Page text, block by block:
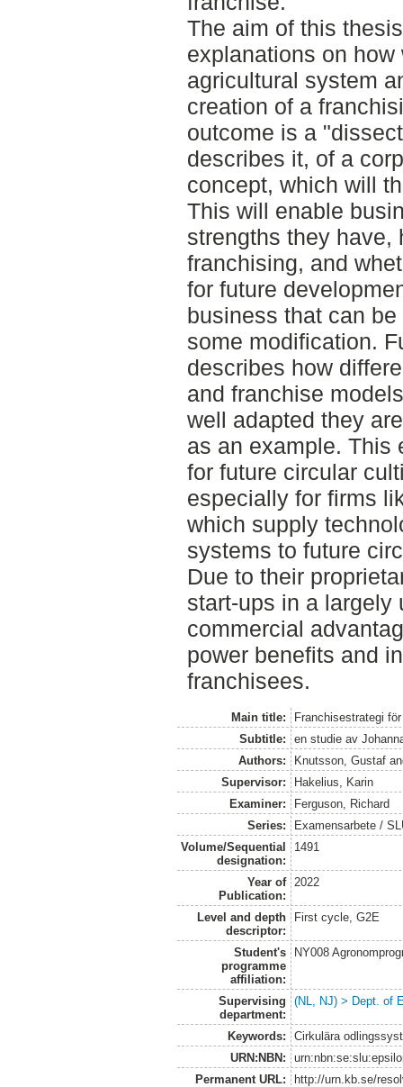
The aim of this
explanations on
agricultural system
creation of a
outcome is a
describes it, of a
concept, which will
This will enable
strengths they have,
franchising, and
for future
business that can
some modification.
describes how
and franchise
well adapted they
as an example. This
for future circular
especially for firms
which supply
systems to future
Due to their
start-ups in a largely
commercial
power benefits and
franchisees.
Main title:
Franchisestrategi
Subtitle:
en studie av
Authors:
Knutsson, Gustaf
Supervisor:
Hakelius, Karin
Examiner:
Ferguson, Richard
Series:
Examensarbete /
Volume/Sequential
designation:
1491
Year of
Publication:
2022
Level and depth
descriptor:
First cycle, G2E
Student's
programme
affiliation:
NY008
Supervising
department:
(NL, NJ) > Dept. of
Keywords:
Cirkulära
URN:NBN:
Permanent URL:
http://urn.kb.se/